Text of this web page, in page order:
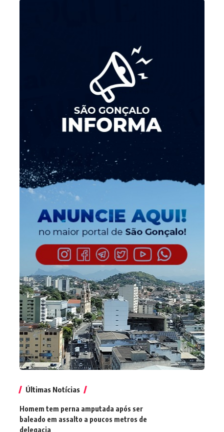
Últimas Notícias
Homem tem perna amputada após ser
baleado em assalto a poucos metros de
delegacia